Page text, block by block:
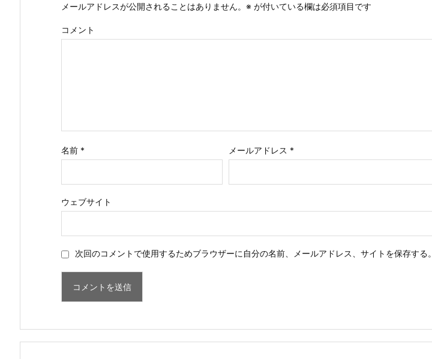
メールアドレスが公開されることはありません。 ※ が付いている欄は必須項目です
コメント
名前 * メールアドレス *
ウェブサイト
次回のコメントで使用するためブラウザーに自分の名前、メールアドレス、サイトを保存する。